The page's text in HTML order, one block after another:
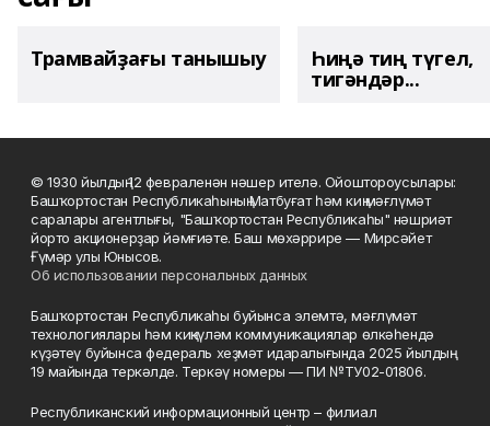
Трамвайҙағы танышыу Һиңә тиң түгел,
тигәндәр...
© 1930 йылдың 12 февраленән нәшер ителә. Ойоштороусылары:
Башҡортостан Республикаһының Матбуғат һәм киң мәғлүмәт
саралары агентлығы, "Башҡортостан Республикаһы" нәшриәт
йорто акционерҙар йәмғиәте. Баш мөхәррире — Мирсәйет
Ғүмәр улы Юнысов.
Об использовании персональных данных
Башҡортостан Республикаһы буйынса элемтә, мәғлүмәт
технологиялары һәм киңкүләм коммуникациялар өлкәһендә
күҙәтеү буйынса федераль хеҙмәт идаралығында 2025 йылдың
19 майында теркәлде. Теркәү номеры — ПИ №ТУ02-01806.
Республиканский информационный центр – филиал